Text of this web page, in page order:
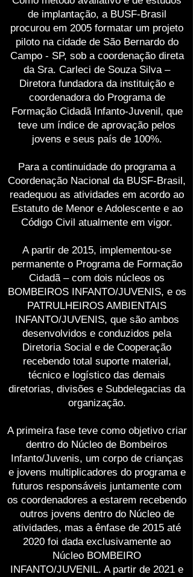
de implantação, a BUSF-Brasil
procurou em 2005 formatar um projeto
piloto na cidade de São Bernardo do
Campo - SP, sob a coordenação direta
da Sra. Carleci de Souza Silva –
Diretora fundadora da instituição e
coordenadora do Programa de
Formação Cidadã Infanto-Juvenil, que
teve um índice de aprovação pelos
jovens e seus país de 100%.
Para a continuidade do programa a
Coordenação Nacional da BUSF-Brasil,
readequou as atividades em acordo ao
Estatuto de Menor e Adolescente e ao
Código Civil atualmente em vigor.
A partir de 2015, implementou-se
permanente o Programa de Formação
Cidadã – com dois núcleos os
BOMBEIROS INFANTO/JUVENIS, e os
PATRULHEIROS AMBIENTAIS
INFANTO/JUVENIS, que são ambos
desenvolvidos e conduzidos pela
Diretoria Social e de Cooperação
recebendo total suporte material,
técnico e logístico das demais
diretorias, divisões e Subdelegacias da
organização.
A primeira fase teve como objetivo criar
dentro do Núcleo de Bombeiros
Infanto/Juvenis, um corpo de crianças
e jovens multiplicadores do programa e
futuros responsáveis juntamente com
os coordenadores a estarem recebendo
outros jovens dentro do Núcleo de
atividades, mas a ênfase de 2015 até
2020 foi dada exclusivamente ao
Núcleo BOMBEIRO
INFANTO/JUVENIL. A partir de 2021 e